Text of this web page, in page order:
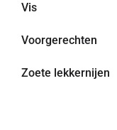
Vis
Voorgerechten
Zoete lekkernijen